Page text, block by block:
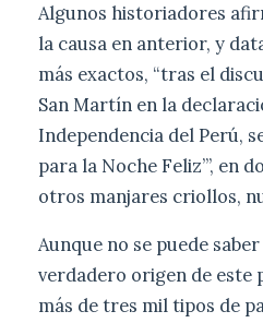
Algunos historiadores
la causa en anterior, y
más exactos, “tras el
San Martín en la
Independencia del Perú,
para la Noche Feliz’”, en
otros manjares criollos,
Aunque no se puede
verdadero origen de este
más de tres mil tipos de